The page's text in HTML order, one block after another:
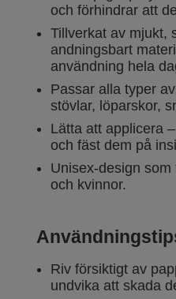
och förhindrar att
Tillverkat av mjukt,
andningsbart
användning hela
Passar alla typer
stövlar, löparskor,
Lätta att applicera
och fäst dem på
Unisex-design
och kvinnor.
Riv försiktigt av
undvika att skada